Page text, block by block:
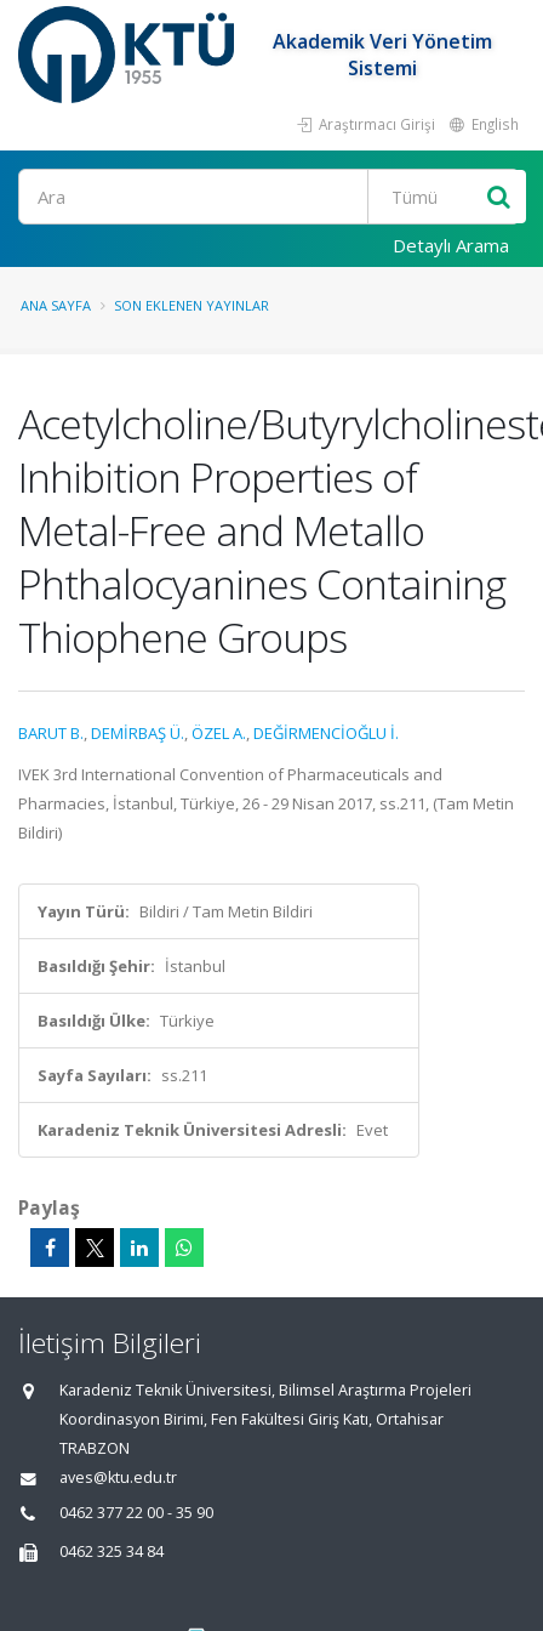
Akademik Veri Yönetim
Sistemi
Araştırmacı Girişi English
Ara
Detaylı Arama
ANA SAYFA SON EKLENEN YAYINLAR
Acetylcholine/
Inhibition Properties of
Metal-Free and Metallo
Phthalocyanines Containing
Thiophene Groups
BARUT B.,DEMİRBAŞ Ü.,ÖZEL A.,DEĞİRMENCİOĞLU İ.
IVEK 3rd International Convention of Pharmaceuticals and
Pharmacies, İstanbul, Türkiye, 26 - 29 Nisan 2017, ss.211, (Tam Metin
Bildiri)
Yayın Türü: Bildiri / Tam Metin Bildiri
Basıldığı Şehir: İstanbul
Basıldığı Ülke: Türkiye
Sayfa Sayıları: ss.211
Karadeniz Teknik Üniversitesi Adresli: Evet
Paylaş
İletişim Bilgileri
Karadeniz Teknik Üniversitesi, Bilimsel Araştırma Projeleri
Koordinasyon Birimi, Fen Fakültesi Giriş Katı, Ortahisar
TRABZON
aves@ktu.edu.tr
0462 377 22 00 - 35 90
0462 325 34 84